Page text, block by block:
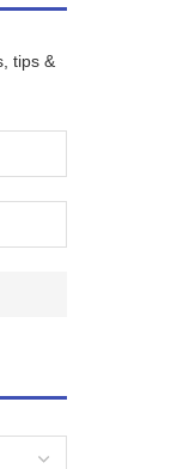
tips &